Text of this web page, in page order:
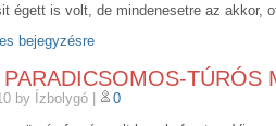
égett is volt, de mindenesetre az akkor,
bejegyzésre
TÚRÓS
by Ízbolygó
0